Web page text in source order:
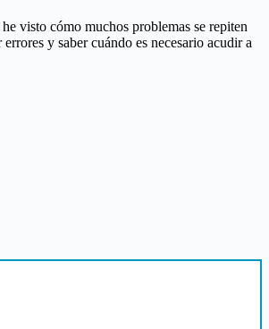
visto cómo muchos problemas se repiten
y saber cuándo es necesario acudir a